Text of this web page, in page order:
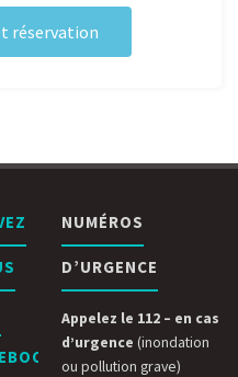
réservation
NUMÉROS
D’URGENCE
Appelez le 112 – en cas
d’urgence (inondation
ou pollution grave)